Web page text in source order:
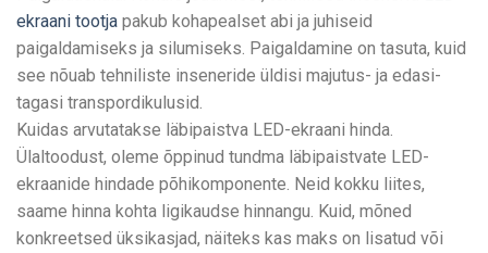
ekraani tootja pakub kohapealset abi ja juhiseid
paigaldamiseks ja silumiseks. Paigaldamine on tasuta, kuid
see nõuab tehniliste inseneride üldisi majutus- ja edasi-
tagasi transpordikulusid.
Kuidas arvutatakse läbipaistva LED-ekraani hinda.
Ülaltoodust, oleme õppinud tundma läbipaistvate LED-
ekraanide hindade põhikomponente. Neid kokku liites,
saame hinna kohta ligikaudse hinnangu. Kuid, mõned
konkreetsed üksikasjad, näiteks kas maks on lisatud või